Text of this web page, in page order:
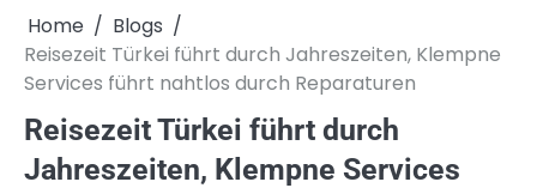
Home
Blogs
Reisezeit Türkei führt durch Jahreszeiten, Klempne
Services führt nahtlos durch Reparaturen
Reisezeit Türkei führt durch
Jahreszeiten, Klempne Services